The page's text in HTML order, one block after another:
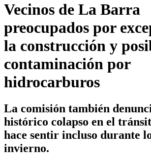
Vecinos de La Barra
preocupados por
la construcción y
contaminación por
hidrocarburos
La comisión también
histórico colapso en el
hace sentir incluso durante
invierno.